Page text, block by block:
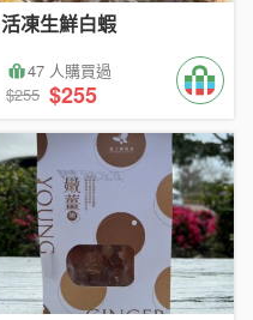
活凍生鮮白蝦
47 人購買過
$255 $255